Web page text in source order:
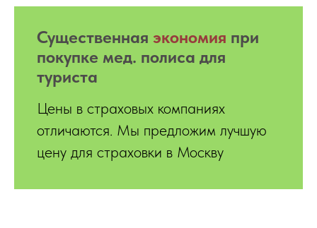
Существенная экономия при
покупке мед. полиса для
туриста
Цены в страховых компаниях
отличаются. Мы предложим лучшую
цену для страховки в Москву